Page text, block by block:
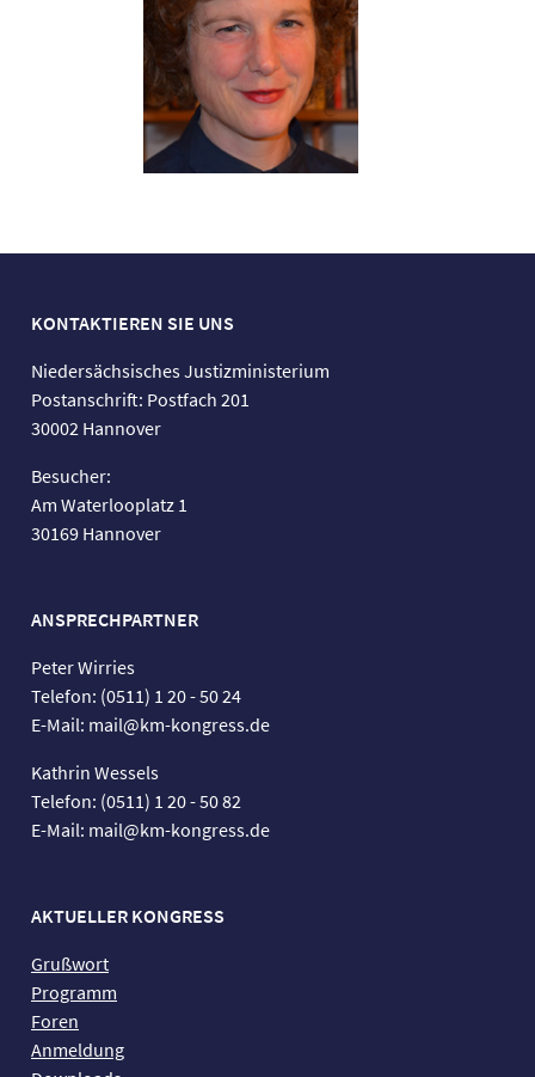
KONTAKTIEREN SIE UNS
Niedersächsisches Justizministerium
Postanschrift: Postfach 201
30002 Hannover
Besucher:
Am Waterlooplatz 1
30169 Hannover
ANSPRECHPARTNER
Peter Wirries
Telefon: (0511) 1 20 - 50 24
E-Mail: mail@km-kongress.de
Kathrin Wessels
Telefon: (0511) 1 20 - 50 82
E-Mail: mail@km-kongress.de
AKTUELLER KONGRESS
Grußwort
Programm
Foren
Anmeldung